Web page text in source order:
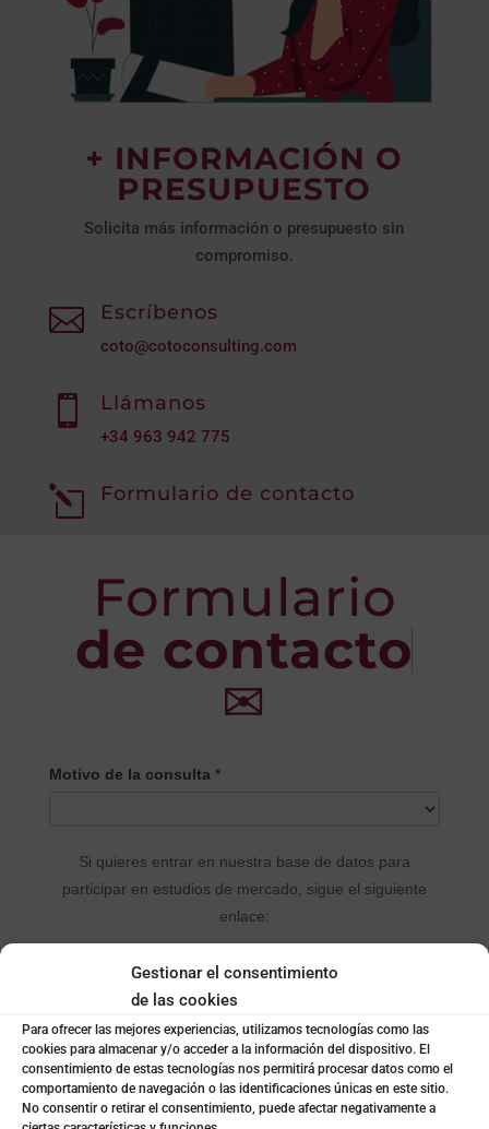
Gestionar el consentimiento
de las cookies
Para ofrecer las mejores experiencias, utilizamos tecnologías como las
cookies para almacenar y/o acceder a la información del dispositivo. El
consentimiento de estas tecnologías nos permitirá procesar datos como el
comportamiento de navegación o las identificaciones únicas en este sitio.
No consentir o retirar el consentimiento, puede afectar negativamente a
+ INFORMACIÓN O
PRESUPUESTO
Solicita más información o presupuesto sin
compromiso.
 Escríbenos
coto@cotoconsulting.com
 Llámanos
+34 963 942 775
l Formulario de contacto
Formulario
de contacto
✉
CONTACTO
Motivo de la consulta *
Si quieres entrar en nuestra base de datos para
participar en estudios de mercado, sigue el siguiente
enlace:
Rellenar el formulario
Envia tu currículum*